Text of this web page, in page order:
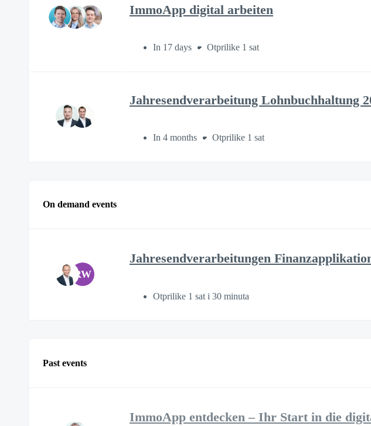
ImmoApp digital arbeiten
In 17 days Otprilike 1 sat
Jahresendverarbeitung Lohnbuchhaltung
In 4 months Otprilike 1 sat
On demand events
RW
Jahresendverarbeitungen
Otprilike 1 sat i 30 minuta
Past events
ImmoApp entdecken – Ihr Start in die